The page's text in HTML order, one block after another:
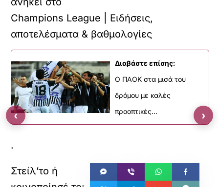
Champions League | Ειδήσεις,
αποτελέσματα & βαθμολογίες
Διαβάστε επίσης:
Ο ΠΑΟΚ στα μισά του
δρόμου με καλές
προοπτικές…
.
‹ ›